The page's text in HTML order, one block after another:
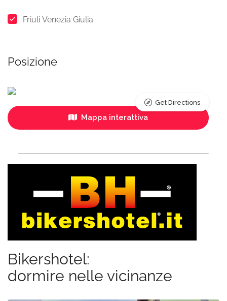
Friuli Venezia Giulia
Posizione
Mappa interattiva
Get Directions
Bikershotel:
dormire nelle vicinanze